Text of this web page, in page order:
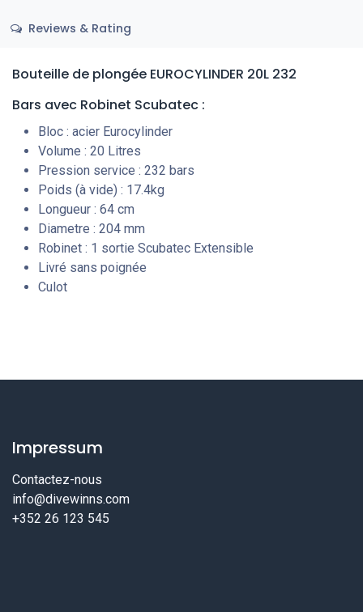
Reviews & Rating
Bouteille de plongée EUROCYLINDER 20L 232
Bars avec Robinet Scubatec :
Bloc : acier Eurocylinder
Volume : 20 Litres
Pression service : 232 bars
Poids (à vide) : 17.4kg
Longueur : 64 cm
Diametre : 204 mm
Robinet : 1 sortie Scubatec Extensible
Livré sans poignée
Culot
Impressum
Contactez-nous
info@divewinns.com
+352 26 123 545